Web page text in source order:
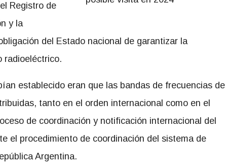
Registro de
y la
del Estado nacional de garantizar la
radioeléctrico.
establecido eran que las bandas de frecuencias de
tanto en el orden internacional como en el
de coordinación y notificación internacional del
el procedimiento de coordinación del sistema de
Argentina.